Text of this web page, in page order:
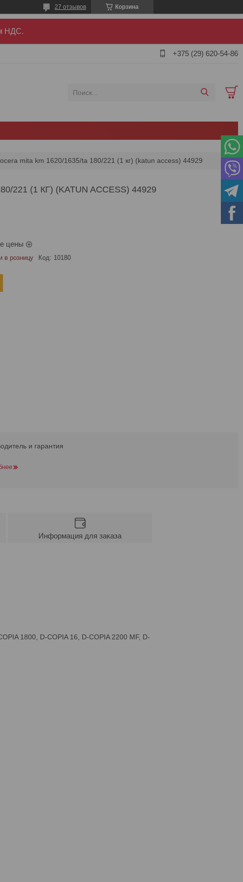
Корзина
27 отзывов
НДС.
+375 (29) 620-54-86
mita km 1620/1635/ta 180/221 (1 кг) (katun access) 44929
221 (1 КГ) (KATUN ACCESS) 44929
цены
в розницу Код: 10180
и гарантия
Информация для заказа
1800, D-COPIA 16, D-COPIA 2200 MF, D-